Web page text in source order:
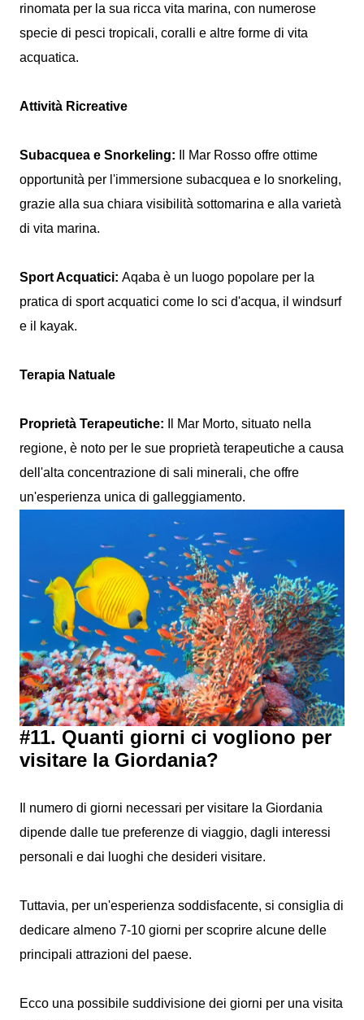
rinomata per la sua ricca vita marina, con numerose
specie di pesci tropicali, coralli e altre forme di vita
acquatica.
Attività Ricreative
Subacquea e Snorkeling:
Il Mar Rosso offre ottime
opportunità per l'immersione subacquea e lo snorkeling,
grazie alla sua chiara visibilità sottomarina e alla varietà
di vita marina.
Sport Acquatici: Aqaba è un luogo popolare per la
pratica di sport acquatici come lo sci d'acqua, il windsurf
e il kayak.
Terapia Natuale
Proprietà Terapeutiche:
Il Mar Morto, situato nella
regione, è noto per le sue proprietà terapeutiche a causa
dell'alta concentrazione di sali minerali, che offre
un'esperienza unica di galleggiamento.
#11. Quanti giorni ci vogliono per
visitare la Giordania?
Il numero di giorni necessari per visitare la Giordania
dipende dalle tue preferenze di viaggio, dagli interessi
personali e dai luoghi che desideri visitare.
Tuttavia, per un'esperienza soddisfacente, si consiglia di
dedicare almeno 7-10 giorni per scoprire alcune delle
principali attrazioni del paese.
Ecco una possibile suddivisione dei giorni per una visita